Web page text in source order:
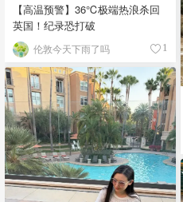
【高温预警】36℃极端热浪杀回
英国！纪录恐打破
伦敦今天下雨了吗 1